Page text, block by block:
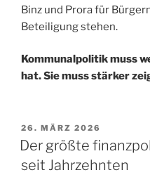
Binz und Prora für
Beteiligung stehen.
Kommunalpolitik muss
hat. Sie muss stärker
VERÖFFENTLICHT
AM
26. MÄRZ 2026
Der größte
seit Jahrzehnten